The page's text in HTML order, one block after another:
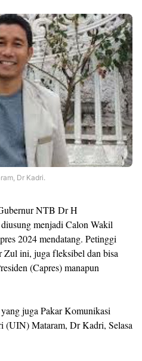
Dr Kadri.
NTB Dr H
menjadi Calon Wakil
2024 mendatang. Petinggi
Zul ini, juga fleksibel dan bisa
(Capres) manapun
juga Pakar Komunikasi
(UIN) Mataram, Dr Kadri, Selasa